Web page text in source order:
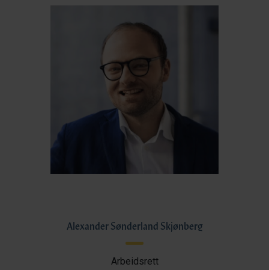
Alexander Sønderland Skjønberg
Arbeidsrett